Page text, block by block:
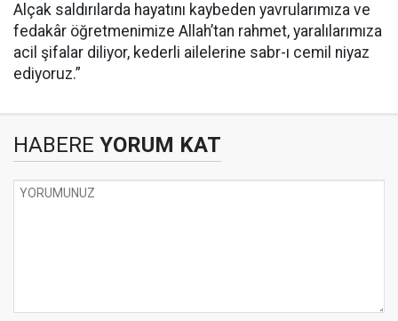
Alçak saldırılarda hayatını kaybeden yavrularımıza ve
fedakâr öğretmenimize Allah’tan rahmet, yaralılarımıza
acil şifalar diliyor, kederli ailelerine sabr-ı cemil niyaz
ediyoruz.”
HABERE YORUM KAT